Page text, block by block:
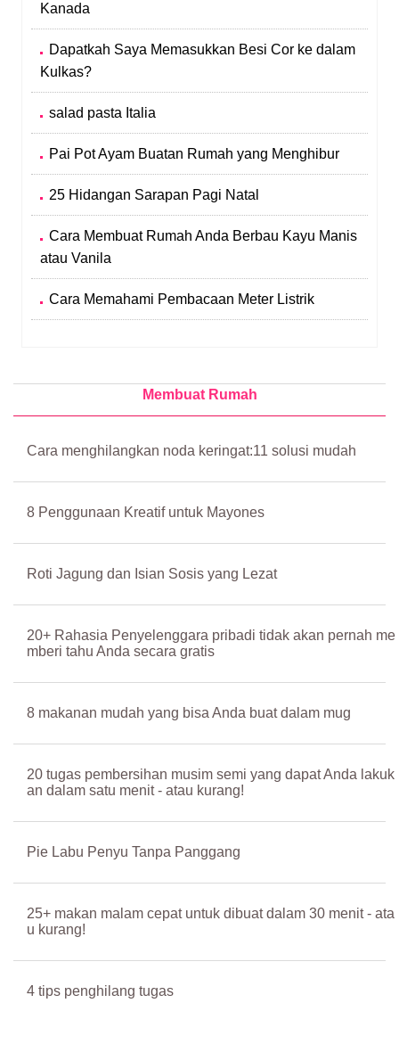
Kanada
Dapatkah Saya Memasukkan Besi Cor ke dalam
Kulkas?
salad pasta Italia
Pai Pot Ayam Buatan Rumah yang Menghibur
25 Hidangan Sarapan Pagi Natal
Cara Membuat Rumah Anda Berbau Kayu Manis
atau Vanila
Cara Memahami Pembacaan Meter Listrik
Membuat Rumah
Cara menghilangkan noda keringat:11 solusi mudah
8 Penggunaan Kreatif untuk Mayones
Roti Jagung dan Isian Sosis yang Lezat
20+ Rahasia Penyelenggara pribadi tidak akan pernah me
mberi tahu Anda secara gratis
8 makanan mudah yang bisa Anda buat dalam mug
20 tugas pembersihan musim semi yang dapat Anda lakuk
an dalam satu menit - atau kurang!
Pie Labu Penyu Tanpa Panggang
25+ makan malam cepat untuk dibuat dalam 30 menit - ata
u kurang!
4 tips penghilang tugas